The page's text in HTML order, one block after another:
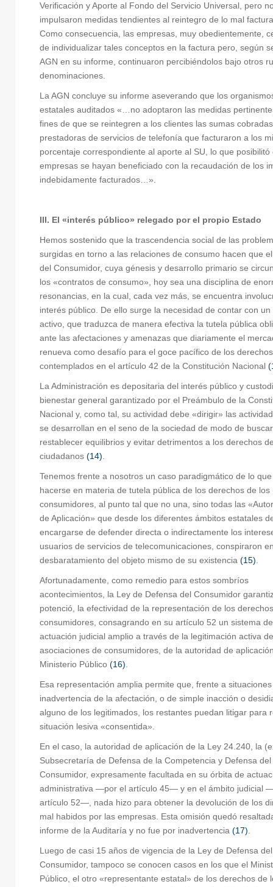
Verificación y Aporte al Fondo del Servicio Universal, pero
impulsaron medidas tendientes al reintegro de lo mal
Como consecuencia, las empresas, muy obedientemente,
de individualizar tales conceptos en la factura pero, según
AGN en su informe, continuaron percibiéndolos bajo otros
denominaciones.
La AGN concluye su informe aseverando que los
estatales auditados «…no adoptaron las medidas
fines de que se reintegren a los clientes las sumas
prestadoras de servicios de telefonía que facturaron a los
porcentaje correspondiente al aporte al SU, lo que posibilitó
empresas se hayan beneficiado con la recaudación de los
indebidamente facturados…».
III. El «interés público» relegado por el propio Estado
Hemos sostenido que la trascendencia social de las
surgidas en torno a las relaciones de consumo hacen que
del Consumidor, cuya génesis y desarrollo primario se
los «contratos de consumo», hoy sea una disciplina de
resonancias, en la cual, cada vez más, se encuentra
interés público. De ello surge la necesidad de contar con un
activo, que traduzca de manera efectiva la tutela pública
ante las afectaciones y amenazas que diariamente el
renueva como desafío para el goce pacífico de los derechos
contemplados en el artículo 42 de la Constitución Nacional
La Administración es depositaria del interés público y
bienestar general garantizado por el Preámbulo de la
Nacional y, como tal, su actividad debe «dirigir» las
se desarrollan en el seno de la sociedad de modo de
restablecer equilibrios y evitar detrimentos a los derechos
ciudadanos (14)
Tenemos frente a nosotros un caso paradigmático de lo
hacerse en materia de tutela pública de los derechos de los
consumidores, al punto tal que no una, sino todas las
de Aplicación» que desde los diferentes ámbitos estatales
encargarse de defender directa o indirectamente los
usuarios de servicios de telecomunicaciones, conspiraron
desbaratamiento del objeto mismo de su existencia (15)
Afortunadamente, como remedio para estos sombríos
acontecimientos, la Ley de Defensa del Consumidor
potenció, la efectividad de la representación de los
consumidores, consagrando en su artículo 52 un sistema de
actuación judicial amplio a través de la legitimación activa
asociaciones de consumidores, de la autoridad de
Ministerio Público (16)
Esa representación amplia permite que, frente a
inadvertencia de la afectación, o de simple inacción o
alguno de los legitimados, los restantes puedan litigar para
situación lesiva «consentida».
En el caso, la autoridad de aplicación de la Ley 24.240, la
Subsecretaría de Defensa de la Competencia y Defensa del
Consumidor, expresamente facultada en su órbita de
administrativa —por el artículo 45— y en el ámbito judicial
artículo 52—, nada hizo para obtener la devolución de los
mal habidos por las empresas. Esta omisión quedó
informe de la Auditaría y no fue por inadvertencia (17)
Luego de casi 15 años de vigencia de la Ley de Defensa del
Consumidor, tampoco se conocen casos en los que el
Público, el otro «representante estatal» de los derechos de